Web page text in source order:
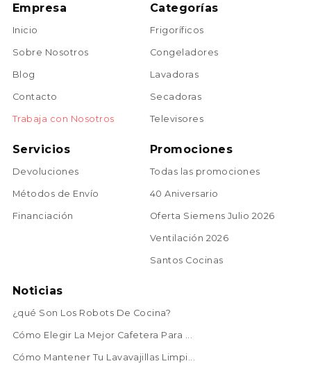
Empresa
Inicio
Sobre Nosotros
Blog
Contacto
Trabaja con Nosotros
Categorías
Frigoríficos
Congeladores
Lavadoras
Secadoras
Televisores
Servicios
Devoluciones
Métodos de Envío
Financiación
Promociones
Todas las promociones
40 Aniversario
Oferta Siemens Julio 2026
Ventilación 2026
Santos Cocinas
Noticias
¿qué Son Los Robots De Cocina?
Cómo Elegir La Mejor Cafetera Para ...
Cómo Mantener Tu Lavavajillas Limpi...